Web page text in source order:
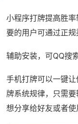
小程序打牌提高胜
要的用户可通过正规
辅助安装，可QQ搜
手机打牌可以一键
牌系统规律，只需
想分享给好友或者使